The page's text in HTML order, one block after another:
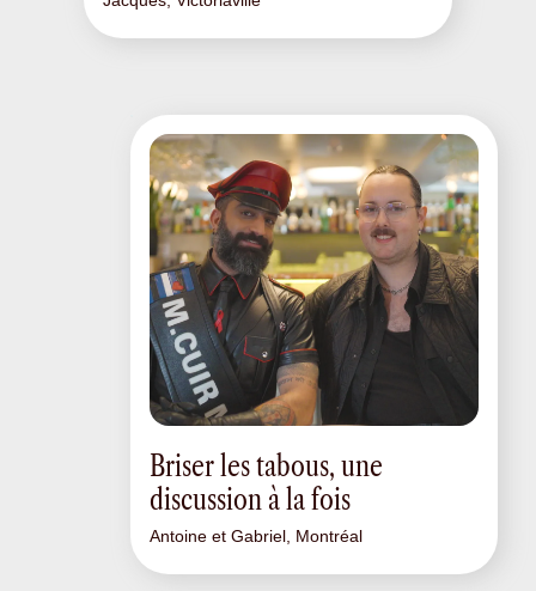
Briser les tabous, une
discussion à la fois
Antoine et Gabriel, Montréal